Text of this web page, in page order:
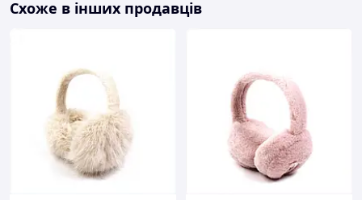
Схоже в інших продавців